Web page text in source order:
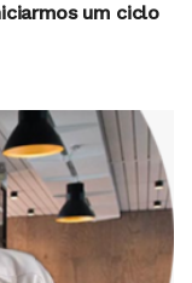
um ciclo